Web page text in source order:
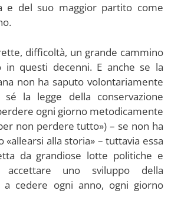
e del suo maggior partito come
difficoltà, un grande cammino
in questi decenni. E anche se la
non ha saputo volontariamente
la legge della conservazione
ogni giorno metodicamente
non perdere tutto») – se non ha
«allearsi alla storia» – tuttavia essa
da grandiose lotte politiche e
accettare uno sviluppo della
a cedere ogni anno, ogni giorno